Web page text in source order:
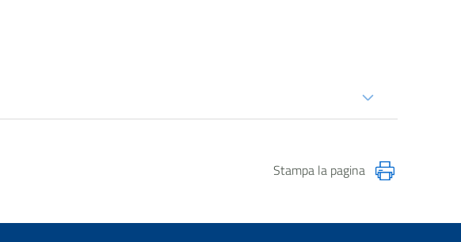
Stampa la pagina